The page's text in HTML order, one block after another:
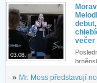
03.08.
večer
» Mr. Moss představují